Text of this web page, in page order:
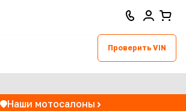
Проверить VIN
Наши мотосалоны